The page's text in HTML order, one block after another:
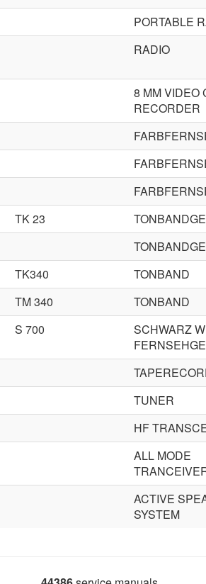
PORTABLE
RADIO
8 MM VIDEO
RECORDER
TK 23
TK340
TONBAND
TM 340
TONBAND
S 700
SCHWARZ
TUNER
HF
ALL MODE
ACTIVE
SYSTEM